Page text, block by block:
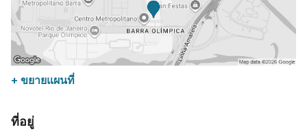
+ ขยายแผนที่
ที่อยู่